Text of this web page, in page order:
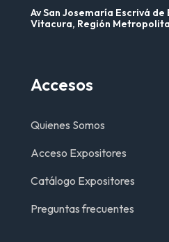
Av San Josemaría Escrivá
Vitacura, Región
Accesos
Quienes Somos
Acceso Expositores
Catálogo Expositores
Preguntas frecuentes